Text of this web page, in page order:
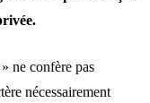
» ne confère pas
nécessairement